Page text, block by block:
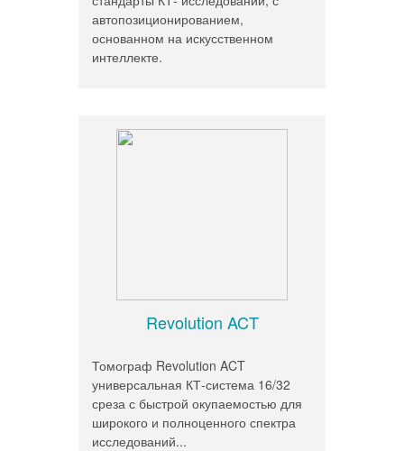
автопозиционированием,
основанном на искусственном
интеллекте.
Revolution ACT
Томограф Revolution ACT
универсальная КТ-система 16/32
среза с быстрой окупаемостью для
широкого и полноценного спектра
исследований...